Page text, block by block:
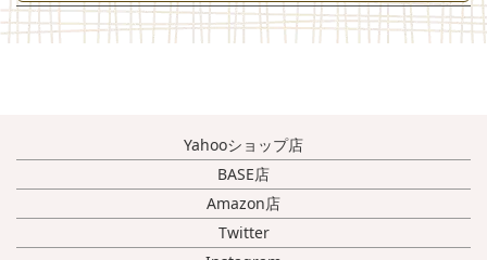
Yahooショップ店
BASE店
Amazon店
Twitter